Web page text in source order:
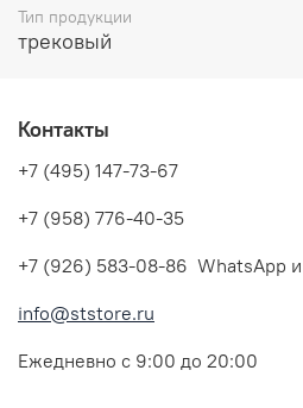
Тип продукции
трековый
Контакты
+7 (495) 147-73-67
+7 (958) 776-40-35
+7 (926) 583-08-86 WhatsApp
info@ststore.ru
Ежедневно с 9:00 до 20:00